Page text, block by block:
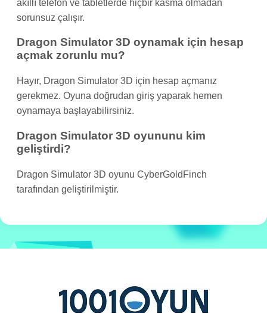
akıllı telefon ve tabletlerde hiçbir kasma olmadan
sorunsuz çalışır.
Dragon Simulator 3D oynamak için hesap
açmak zorunlu mu?
Hayır, Dragon Simulator 3D için hesap açmanız
gerekmez. Oyuna doğrudan giriş yaparak hemen
oynamaya başlayabilirsiniz.
Dragon Simulator 3D oyununu kim
geliştirdi?
Dragon Simulator 3D oyunu CyberGoldFinch
tarafından geliştirilmiştir.